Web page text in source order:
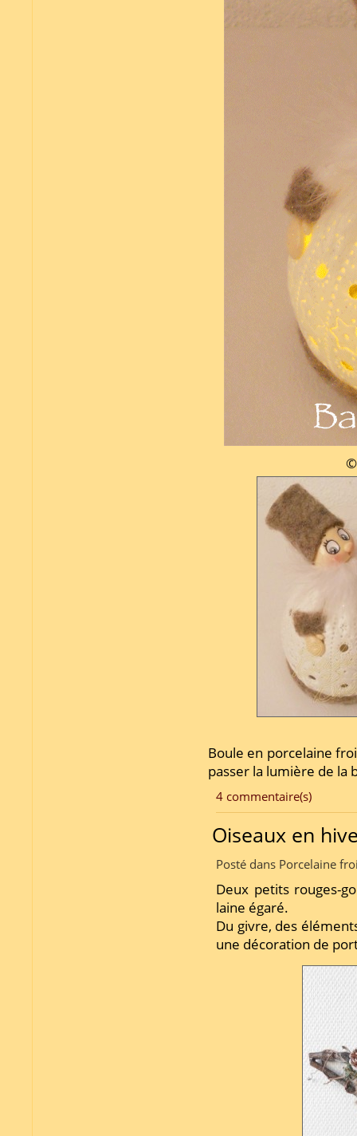
Boule en porcelaine
passer la lumière de la
4 commentaire(s)
Oiseaux en
Posté dans Porcelaine
Deux petits rouges-
laine égaré.
Du givre, des
une décoration de